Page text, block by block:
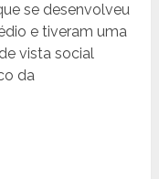
se desenvolveu
e tiveram uma
vista social
da